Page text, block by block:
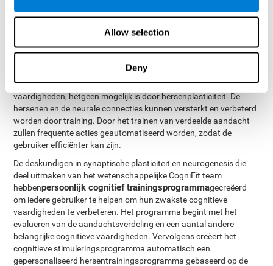
Allow selection
Deny
Tevens verbetert het de capaciteit om complexe informatie te
Het rehabilitatieprogramma voor verdeelde aandacht is
heeft een complete reeks oefeningen, ontworpen om te helpen bij
de revalidatie van verdeelde aandacht en andere cognitieve
vaardigheden, hetgeen mogelijk is door hersenplasticiteit. De
hersenen en de neurale connecties kunnen versterkt en verbeterd
worden door training. Door het trainen van verdeelde aandacht
zullen frequente acties geautomatiseerd worden, zodat de
gebruiker efficiënter kan zijn.
De deskundigen in synaptische plasticiteit en neurogenesis die
deel uitmaken van het wetenschappelijke CogniFit team
hebbenpersoonlijk cognitief trainingsprogrammagecreëerd
om iedere gebruiker te helpen om hun zwakste cognitieve
vaardigheden te verbeteren. Het programma begint met het
evalueren van de aandachtsverdeling en een aantal andere
belangrijke cognitieve vaardigheden. Vervolgens creëert het
cognitieve stimuleringsprogramma automatisch een
gepersonaliseerd hersentrainingsprogramma gebaseerd op de